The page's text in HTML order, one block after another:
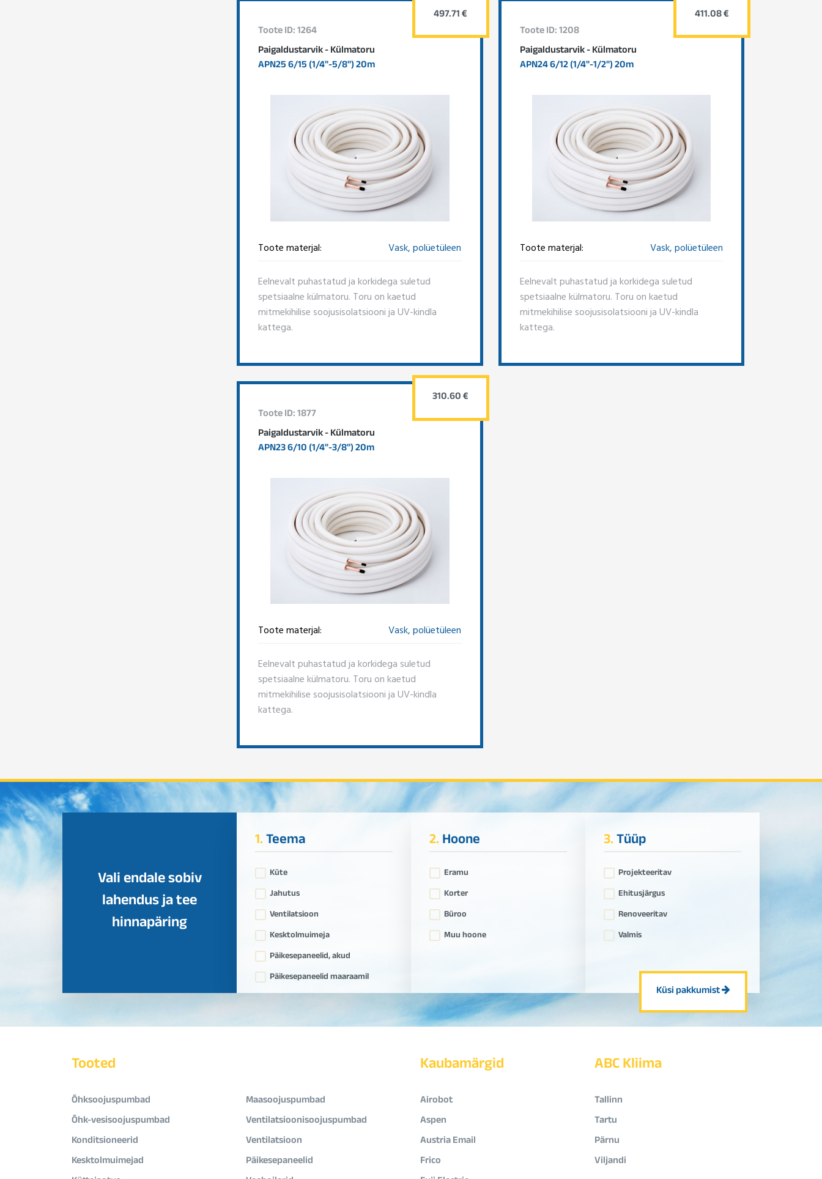
Toote ID: 1264
Paigaldustarvik - Külmatoru
APN25 6/15 (1/4"-5/8") 20m
Toote materjal: Vask, polüetüleen
Eelnevalt puhastatud ja korkidega suletud
spetsiaalne külmatoru. Toru on kaetud
mitmekihilise soojusisolatsiooni ja UV-kindla
kattega.
497.71 €
Toote ID: 1208
Paigaldustarvik - Külmatoru
APN24 6/12 (1/4"-1/2") 20m
Toote materjal: Vask, polüetüleen
Eelnevalt puhastatud ja korkidega suletud
spetsiaalne külmatoru. Toru on kaetud
mitmekihilise soojusisolatsiooni ja UV-kindla
kattega.
411.08 €
Toote ID: 1877
Paigaldustarvik - Külmatoru
APN23 6/10 (1/4"-3/8") 20m
Toote materjal: Vask, polüetüleen
Eelnevalt puhastatud ja korkidega suletud
spetsiaalne külmatoru. Toru on kaetud
mitmekihilise soojusisolatsiooni ja UV-kindla
kattega.
310.60 €
Vali endale sobiv
lahendus ja tee
hinnapäring
1.Teema
Küte
Jahutus
Ventilatsioon
Kesktolmuimeja
Päikesepaneelid, akud
Päikesepaneelid maaraamil
2.Hoone
Eramu
Korter
Büroo
Muu hoone
3.Tüüp
Projekteeritav
Ehitusjärgus
Renoveeritav
Valmis
Küsi pakkumist
Tooted
Õhksoojuspumbad
Maasoojuspumbad
Õhk-vesisoojuspumbad
Ventilatsioonisoojuspumbad
Konditsioneerid
Ventilatsioon
Kesktolmuimejad
Päikesepaneelid
Kaubamärgid
Airobot
Aspen
Austria Email
Frico
ABC Kliima
Tallinn
Tartu
Pärnu
Viljandi